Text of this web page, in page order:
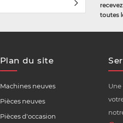
toutes
Plan du site
Machines neuves
Pièces neuves
Pièces d'occasion